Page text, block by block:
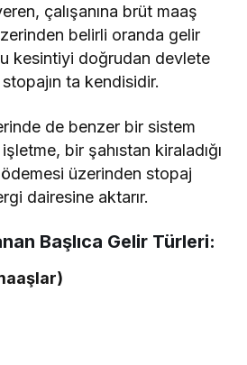
çalışanına brüt maaş
belirli oranda gelir
kesintiyi doğrudan devlete
ta kendisidir.
de benzer bir sistem
bir şahıstan kiraladığı
üzerinden stopaj
dairesine aktarır.
Başlıca Gelir Türleri: